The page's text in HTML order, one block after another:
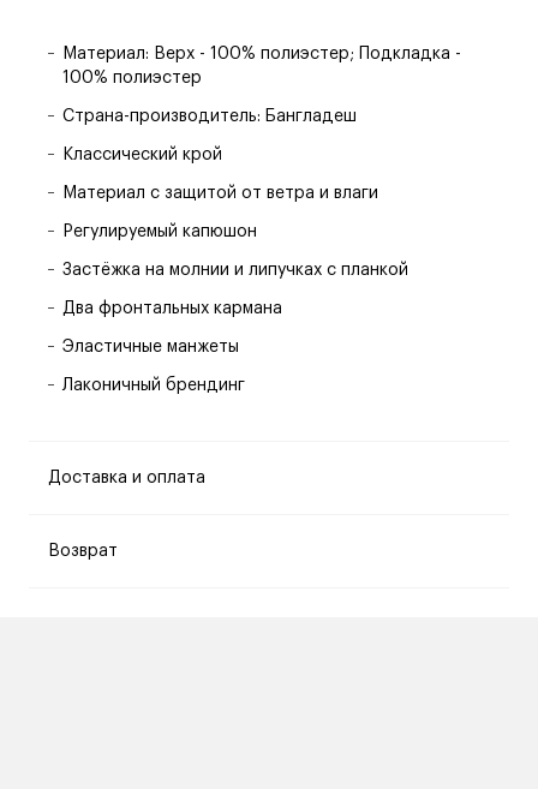
Материал: Верх - 100% полиэстер; Подкладка -
100% полиэстер
Страна-производитель: Бангладеш
Классический крой
Материал с защитой от ветра и влаги
Регулируемый капюшон
Застёжка на молнии и липучках с планкой
Два фронтальных кармана
Эластичные манжеты
Лаконичный брендинг
Доставка и оплата
Возврат